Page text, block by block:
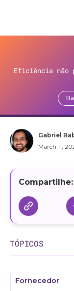
Eficiência não
Gabriel
March 11,
Compartilhe:
TÓPICOS
Fornecedor